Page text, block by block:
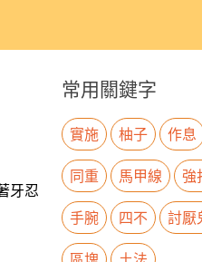
牙忍
常用關鍵字
實施 柚子 作息
同重
馬甲線 強
手腕
四不 討厭